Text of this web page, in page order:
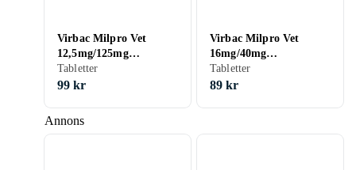
Annons
Virbac Milpro Vet
12,5mg/125mg
Filmdragerade
Tabletter för Hundar
Tabletter
99 kr
Virbac Milpro Vet
16mg/40mg
Filmdragerade
Tabletter för Katter 2st
Tabletter
89 kr